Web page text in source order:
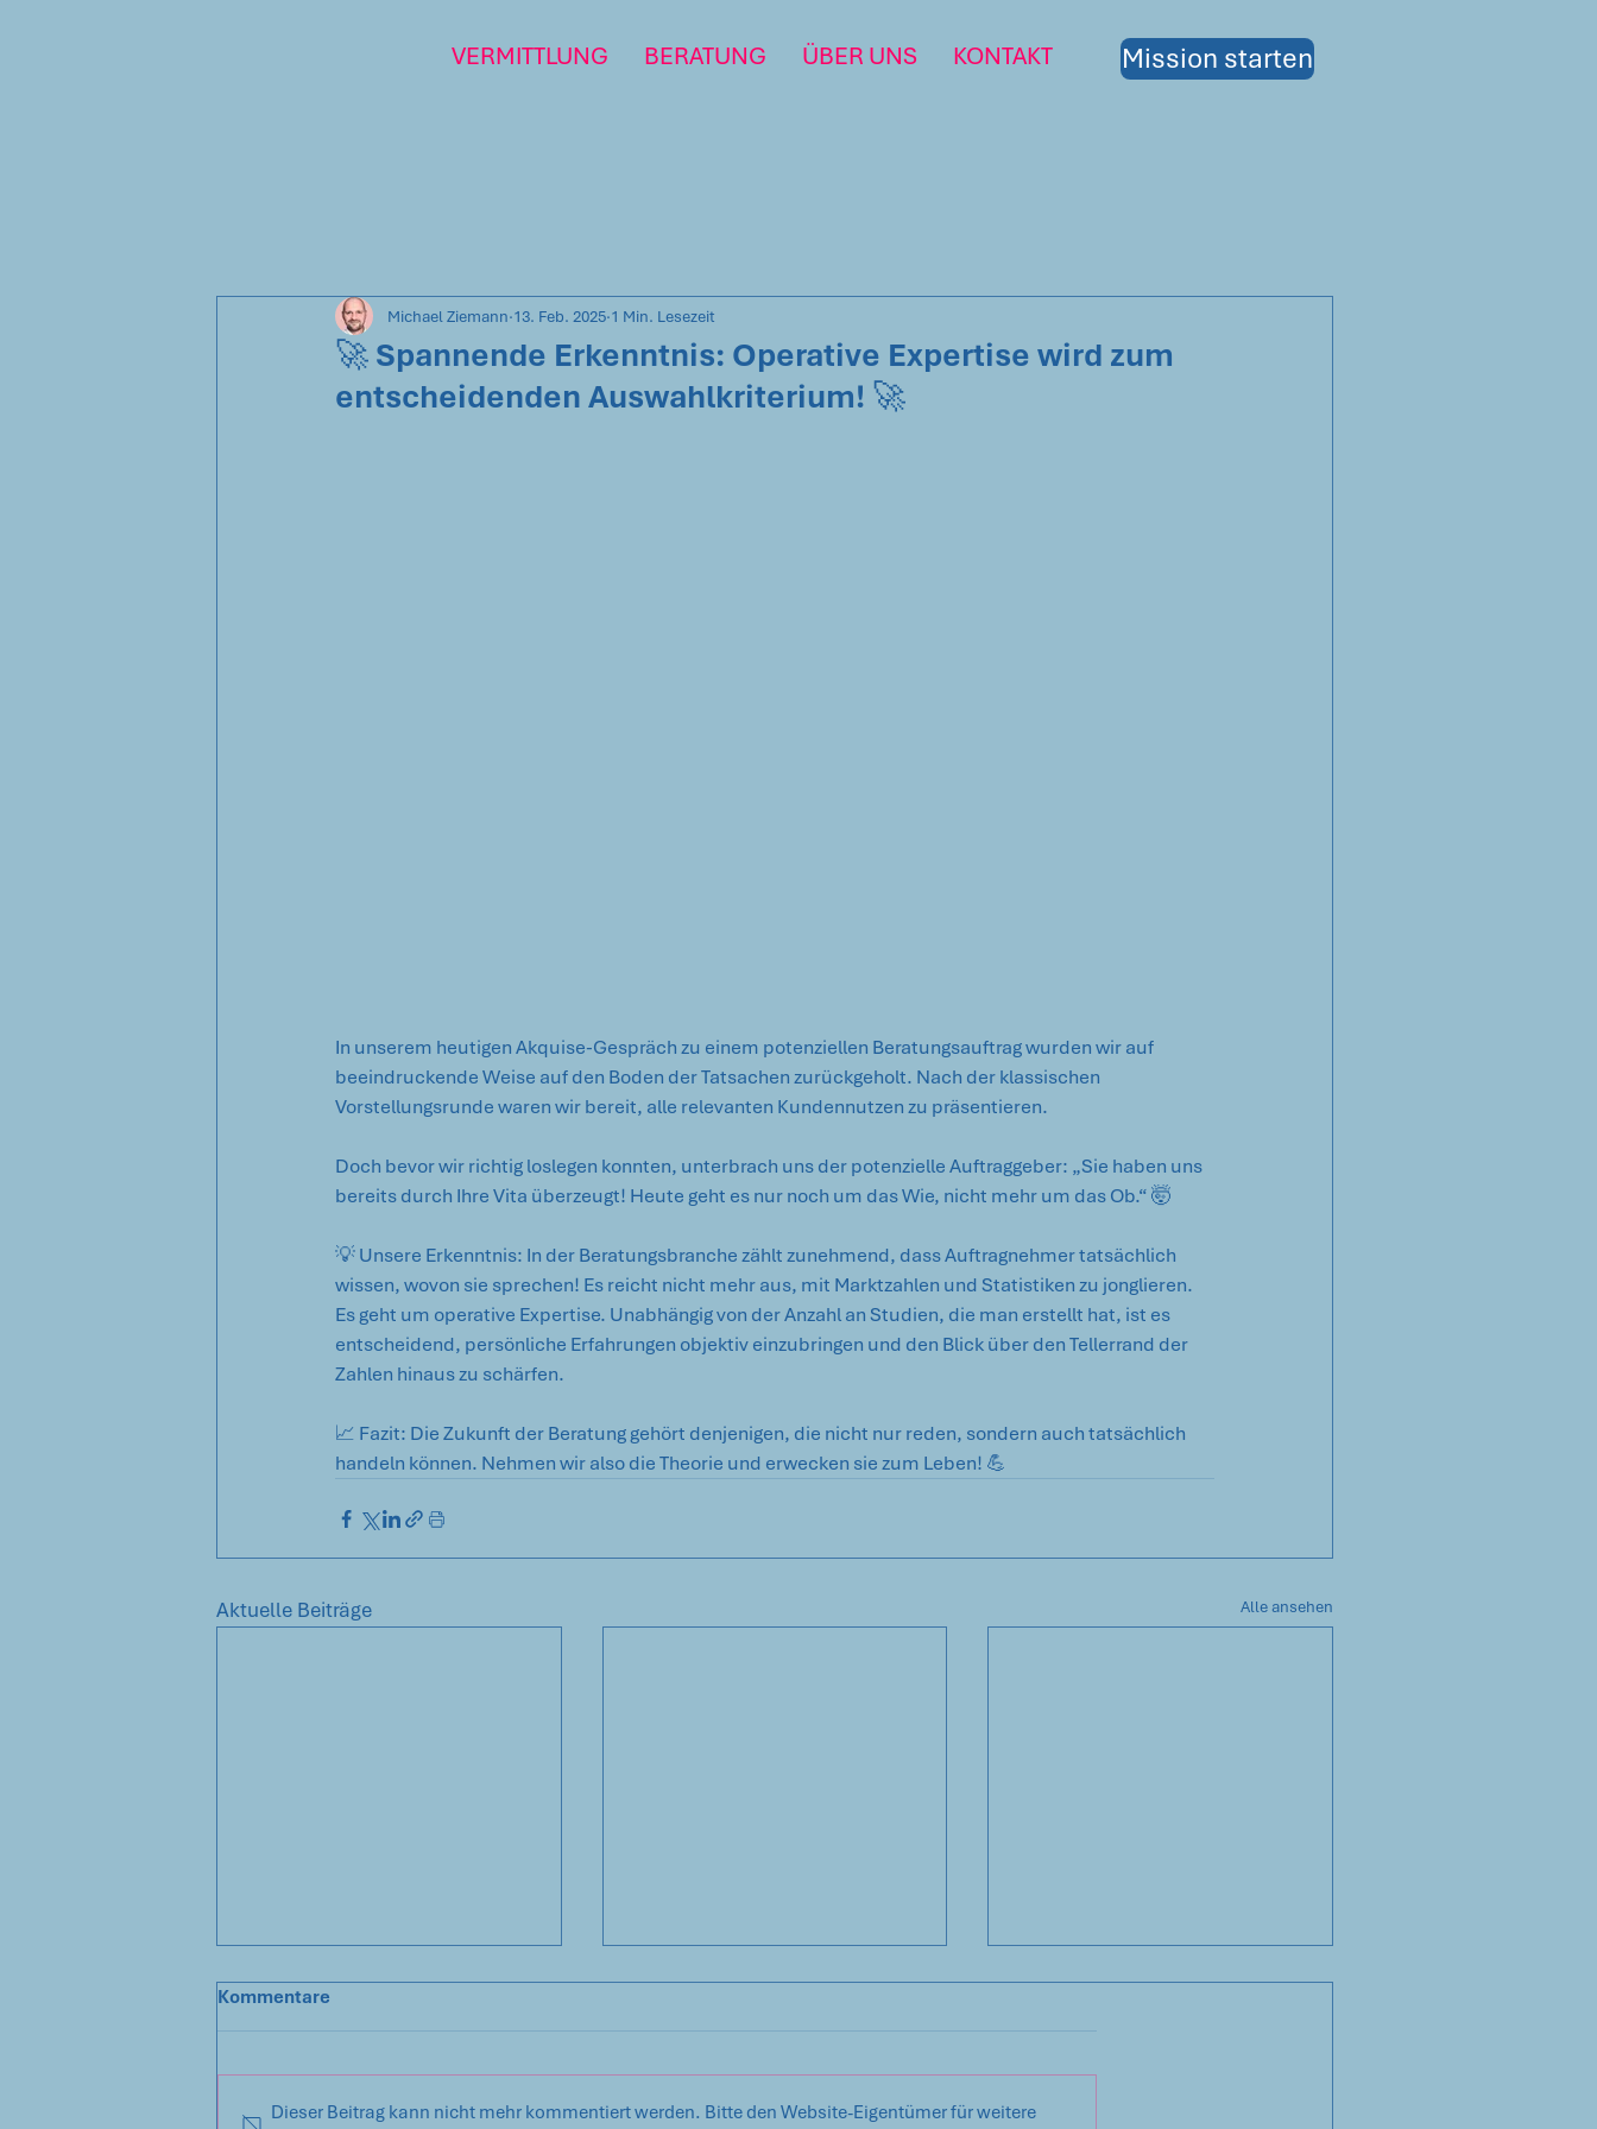
VERMITTLUNG BERATUNG ÜBER UNS KONTAKT Mission starten
🚀 Spannende Erkenntnis: Operative Expertise wird zum
entscheidenden Auswahlkriterium! 🚀
Michael Ziemann 13. Feb. 2025 1 Min. Lesezeit
In unserem heutigen Akquise-Gespräch zu einem potenziellen Beratungsauftrag wurden wir auf
beeindruckende Weise auf den Boden der Tatsachen zurückgeholt. Nach der klassischen
Vorstellungsrunde waren wir bereit, alle relevanten Kundennutzen zu präsentieren.
Doch bevor wir richtig loslegen konnten, unterbrach uns der potenzielle Auftraggeber: „Sie haben uns
bereits durch Ihre Vita überzeugt! Heute geht es nur noch um das Wie, nicht mehr um das Ob.“ 🤯
💡 Unsere Erkenntnis: In der Beratungsbranche zählt zunehmend, dass Auftragnehmer tatsächlich
wissen, wovon sie sprechen! Es reicht nicht mehr aus, mit Marktzahlen und Statistiken zu jonglieren.
Es geht um operative Expertise. Unabhängig von der Anzahl an Studien, die man erstellt hat, ist es
entscheidend, persönliche Erfahrungen objektiv einzubringen und den Blick über den Tellerrand der
Zahlen hinaus zu schärfen.
📈 Fazit: Die Zukunft der Beratung gehört denjenigen, die nicht nur reden, sondern auch tatsächlich
handeln können. Nehmen wir also die Theorie und erwecken sie zum Leben! 💪
Aktuelle Beiträge Alle ansehen
Kommentare
Dieser Beitrag kann nicht mehr kommentiert werden. Bitte den Website-Eigentümer für weitere